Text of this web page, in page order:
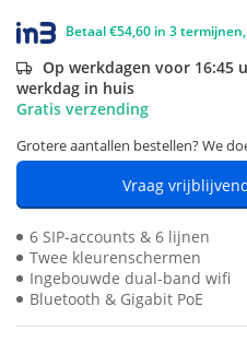
Betaal €54,60 in 3
Op werkdagen voor 16:45
werkdag in huis
Gratis verzending
Grotere aantallen bestellen? We
Vraag
6 SIP-accounts & 6 lijnen
Twee kleurenschermen
Ingebouwde dual-band wifi
Bluetooth & Gigabit PoE